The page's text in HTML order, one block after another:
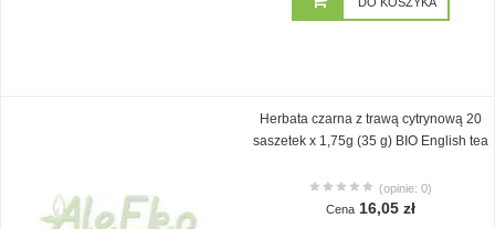
Herbata czarna z trawą cytrynową 20
saszetek x 1,75g (35 g) BIO English tea
(opinie: 0)
Cena 16,05 zł